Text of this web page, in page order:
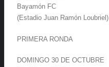
Bayamón FC
(Estadio Juan Ramón Loubriel)
PRIMERA RONDA
DOMINGO 30 DE OCTUBRE